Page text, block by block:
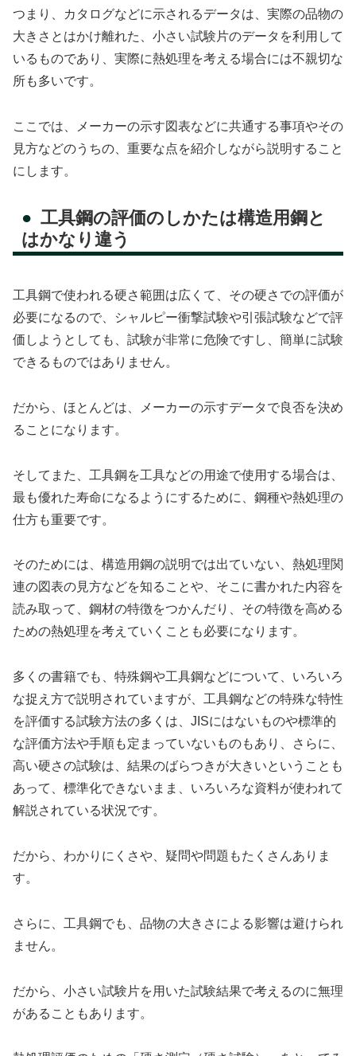
つまり、カタログなどに示されるデータは、実際の品物の
大きさとはかけ離れた、小さい試験片のデータを利用して
いるものであり、実際に熱処理を考える場合には不親切な
所も多いです。
ここでは、メーカーの示す図表などに共通する事項やその
見方などのうちの、重要な点を紹介しながら説明すること
にします。
工具鋼の評価のしかたは構造用鋼と
はかなり違う
工具鋼で使われる硬さ範囲は広くて、その硬さでの評価が
必要になるので、シャルピー衝撃試験や引張試験などで評
価しようとしても、試験が非常に危険ですし、簡単に試験
できるものではありません。
だから、ほとんどは、メーカーの示すデータで良否を決め
ることになります。
そしてまた、工具鋼を工具などの用途で使用する場合は、
最も優れた寿命になるようにするために、鋼種や熱処理の
仕方も重要です。
そのためには、構造用鋼の説明では出ていない、熱処理関
連の図表の見方などを知ることや、そこに書かれた内容を
読み取って、鋼材の特徴をつかんだり、その特徴を高める
ための熱処理を考えていくことも必要になります。
多くの書籍でも、特殊鋼や工具鋼などについて、いろいろ
な捉え方で説明されていますが、工具鋼などの特殊な特性
を評価する試験方法の多くは、JISにはないものや標準的
な評価方法や手順も定まっていないものもあり、さらに、
高い硬さの試験は、結果のばらつきが大きいということも
あって、標準化できないまま、いろいろな資料が使われて
解説されている状況です。
だから、わかりにくさや、疑問や問題もたくさんありま
す。
さらに、工具鋼でも、品物の大きさによる影響は避けられ
ません。
だから、小さい試験片を用いた試験結果で考えるのに無理
があることもあります。